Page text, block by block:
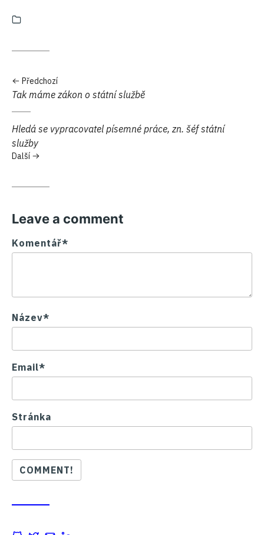
Předchozí
Předchozí:
Tak máme zákon o státní službě
Další:
Hledá se vypracovatel písemné práce, zn. šéf státní
služby
Další
Leave a comment
Komentář*
Název*
Email*
Stránka
COMMENT!